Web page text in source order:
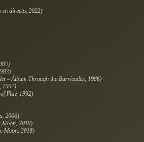
en directo, 2022)
– ÁlbumThrough the Barricades , 1986)
, 1992)
Play, 1992)
, 2006)
Moon , 2018)
Moon , 2018)